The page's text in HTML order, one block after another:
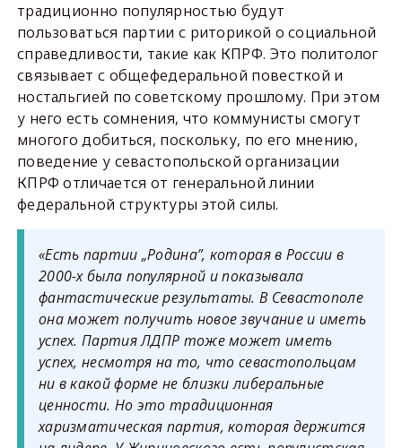
традиционно популярностью будут
пользоваться партии с риторикой о социальной
справедливости, такие как КПРФ. Это политолог
связывает с общефедеральной повесткой и
ностальгией по советскому прошлому. При этом
у него есть сомнения, что коммунисты смогут
многого добиться, поскольку, по его мнению,
поведение у севастопольской организации
КПРФ отличается от генеральной линии
федеральной структуры этой силы.
«Есть партии „Родина”, которая в России в
2000-х была популярной и показывала
фантастические результаты. В Севастополе
она может получить новое звучание и иметь
успех. Партия ЛДПР тоже может иметь
успех, несмотря на то, что севастопольцам
ни в какой форме не близки либеральные
ценности. Но это традиционная
харизматическая партия, которая держится